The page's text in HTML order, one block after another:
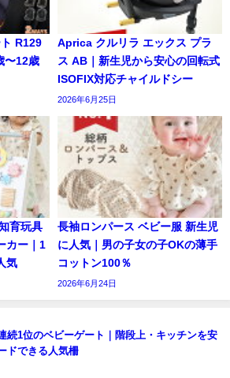
R129
〜12歳
Aprica クルリラ エックス プラ
ス AB｜新生児から安心の回転式
ISOFIX対応チャイルドシー
2026年6月25日
育玩具
カー｜1
気
長袖ロンパース ベビー服 新生児
に人気｜男の子女の子OKの薄手
コットン100％
2026年6月24日
続1位のベビーゲート｜階段上・キッチンを安
ドできる人気柵